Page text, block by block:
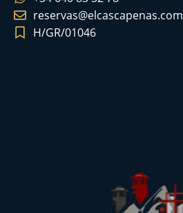
reservas@elcascapenas.com
H/GR/01046